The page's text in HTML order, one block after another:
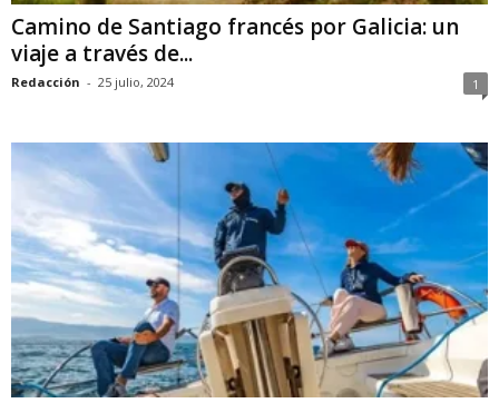
Camino de Santiago francés por Galicia: un
viaje a través de...
Redacción - 25 julio, 2024 1